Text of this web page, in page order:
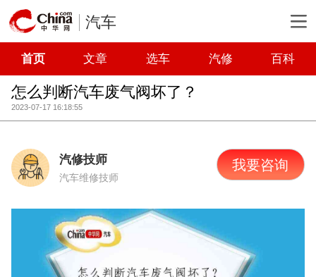
汽车
首页 文章 选车 汽修 百科
怎么判断汽车废气阀坏了？
2023-07-17 16:18:55
汽修技师
汽车维修技师
我要咨询